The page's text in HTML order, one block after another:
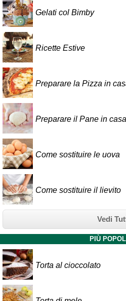
Gelati col Bimby
Ricette Estive
Preparare la Pizza in
Preparare il Pane in
Come sostituire le uova
Come sostituire il lievito
Vedi
PIÙ
Torta al cioccolato